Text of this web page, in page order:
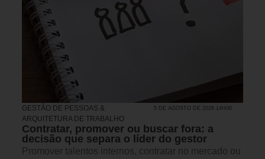
GESTÃO DE PESSOAS &
ARQUITETURA DE TRABALHO
5 DE AGOSTO DE 2026 14H00
Contratar, promover ou buscar fora: a
decisão que separa o líder do gestor
Promover talentos internos, contratar no mercado ou